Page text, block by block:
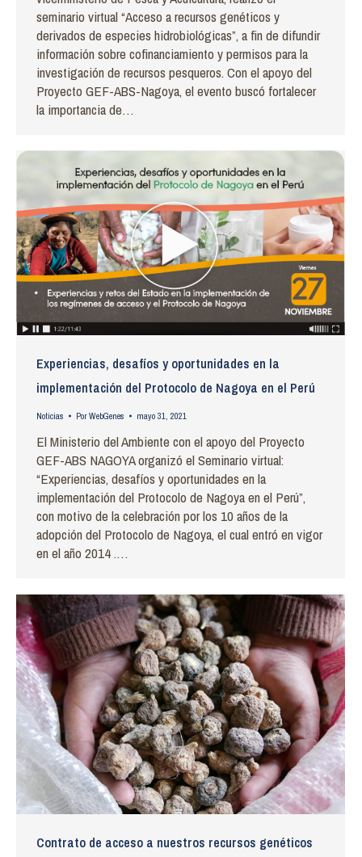
seminario virtual “Acceso a recursos genéticos y
derivados de especies hidrobiológicas”, a fin de difundir
información sobre cofinanciamiento y permisos para la
investigación de recursos pesqueros. Con el apoyo del
Proyecto GEF-ABS-Nagoya, el evento buscó fortalecer
la importancia de…
Experiencias, desafíos y oportunidades en la
implementación del Protocolo de Nagoya en el Perú
Noticias PorWebGenes mayo 31, 2021
El Ministerio del Ambiente con el apoyo del Proyecto
GEF-ABS NAGOYA organizó el Seminario virtual:
“Experiencias, desafíos y oportunidades en la
implementación del Protocolo de Nagoya en el Perú”,
con motivo de la celebración por los 10 años de la
adopción del Protocolo de Nagoya, el cual entró en vigor
en el año 2014 .…
Contrato de acceso a nuestros recursos genéticos